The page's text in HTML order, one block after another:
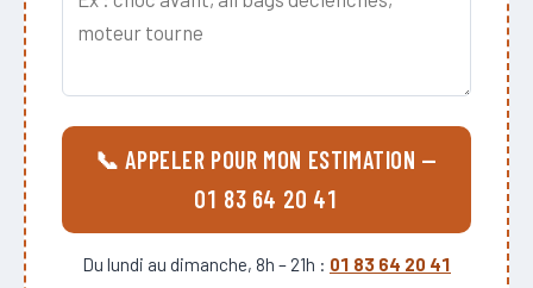
📞 APPELER POUR MON ESTIMATION —
01 83 64 20 41
Du lundi au dimanche, 8h – 21h : 01 83 64 20 41